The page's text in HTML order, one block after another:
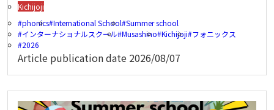
Kichijoji
phonics International School Summer school
インターナショナルスクール Musashino Kichijoji フォニックス
2026
Article publication date 2026/08/07